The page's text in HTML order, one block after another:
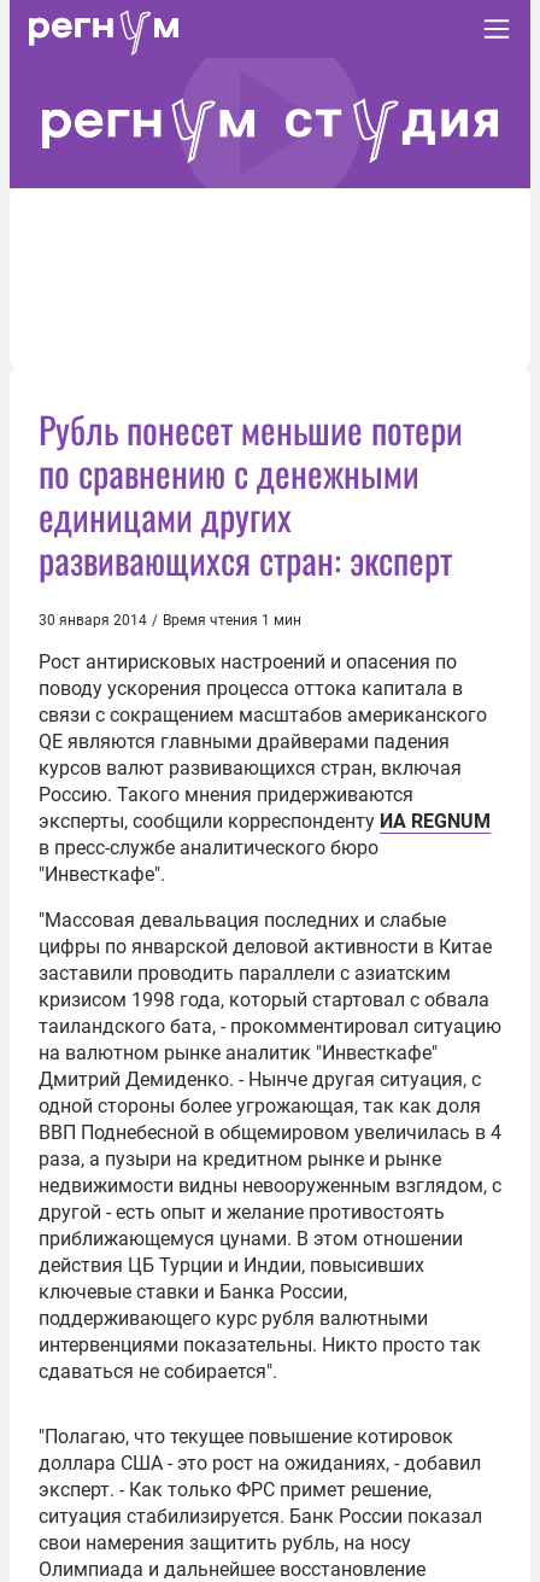
Рубль понесет меньшие потери
по сравнению с денежными
единицами других
развивающихся стран: эксперт
30 января 2014 / Время чтения 1 мин
Рост антирисковых настроений и опасения по
поводу ускорения процесса оттока капитала в
связи с сокращением масштабов американского
QE являются главными драйверами падения
курсов валют развивающихся стран, включая
Россию. Такого мнения придерживаются
эксперты, сообщили корреспонденту ИА REGNUM
в пресс-службе аналитического бюро
"Инвесткафе".
"Массовая девальвация последних и слабые
цифры по январской деловой активности в Китае
заставили проводить параллели с азиатским
кризисом 1998 года, который стартовал с обвала
таиландского бата, - прокомментировал ситуацию
на валютном рынке аналитик "Инвесткафе"
Дмитрий Демиденко. - Нынче другая ситуация, с
одной стороны более угрожающая, так как доля
ВВП Поднебесной в общемировом увеличилась в 4
раза, а пузыри на кредитном рынке и рынке
недвижимости видны невооруженным взглядом, с
другой - есть опыт и желание противостоять
приближающемуся цунами. В этом отношении
действия ЦБ Турции и Индии, повысивших
ключевые ставки и Банка России,
поддерживающего курс рубля валютными
интервенциями показательны. Никто просто так
сдаваться не собирается".
"Полагаю, что текущее повышение котировок
доллара США - это рост на ожиданиях, - добавил
эксперт. - Как только ФРС примет решение,
ситуация стабилизируется. Банк России показал
свои намерения защитить рубль, на носу
Олимпиада и дальнейшее восстановление